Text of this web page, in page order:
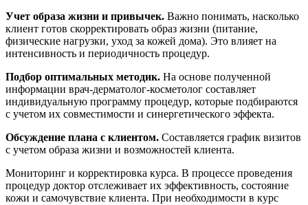
Учет образа жизни и привычек. Важно понимать, насколько
клиент готов скорректировать образ жизни (питание,
физические нагрузки, уход за кожей дома). Это влияет на
интенсивность и периодичность процедур.
Подбор оптимальных методик. На основе полученной
информации врач-дерматолог-косметолог составляет
индивидуальную программу процедур, которые подбираются
с учетом их совместимости и синергетического эффекта.
Обсуждение плана с клиентом. Составляется график визитов
с учетом образа жизни и возможностей клиента.
Мониторинг и корректировка курса. В процессе проведения
процедур доктор отслеживает их эффективность, состояние
кожи и самочувствие клиента. При необходимости в курс